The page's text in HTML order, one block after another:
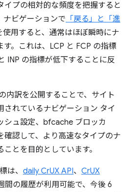
イプの相対的な頻度を把握すると
ナビゲーションで 「戻る」と「進
使用すると、通常はほぼ瞬時にナ
す。これは、LCP と FCP の指標
INP の指標が低下することに反
内訳を公開することで、サイト
されているナビゲーション タイ
シュ設定、bfcache ブロッカ
確認して、より高速なタイプのナ
とを目的としています。
は、 daily CrUX API、 CrUX
間の履歴が利用可能で、今後 6